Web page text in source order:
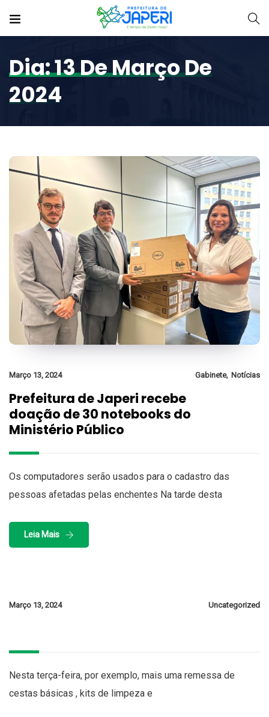
Dia:13 De Março De
2024
Março 13, 2024 Gabinete, Notícias
Prefeitura de Japeri recebe
doação de 30 notebooks do
Ministério Público
Os computadores serão usados para o cadastro das
pessoas afetadas pelas enchentes Na tarde desta
Leia Mais
Março 13, 2024 Uncategorized
Nesta terça-feira, por exemplo, mais uma remessa de
cestas básicas , kits de limpeza e